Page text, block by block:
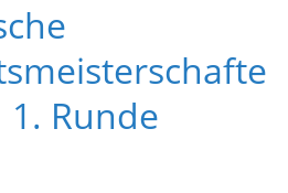
Runde